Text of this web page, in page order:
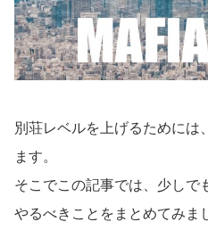
別荘レベルを上げるためには
ます。
そこでこの記事では、少しで
やるべきことをまとめてみま